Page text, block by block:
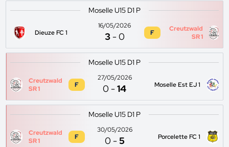
Moselle U15 D1 P
Dieuze FC 1
16/05/2026
3 -0 F
Creutzwald
SR 1
Moselle U15 D1 P
Creutzwald
SR 1
F
27/05/2026
0 -14 Moselle Est EJ 1
Moselle U15 D1 P
Creutzwald
SR 1
F
30/05/2026
0 -5 Porcelette FC 1